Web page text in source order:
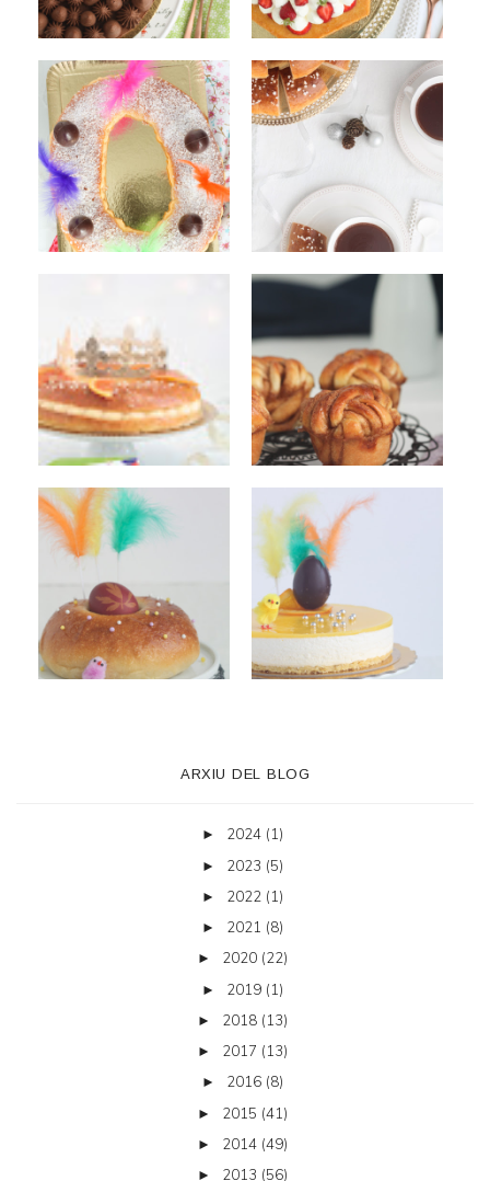
ARXIU DEL BLOG
► 2024 (1)
► 2023 (5)
► 2022 (1)
► 2021 (8)
► 2020 (22)
► 2019 (1)
► 2018 (13)
► 2017 (13)
► 2016 (8)
► 2015 (41)
► 2014 (49)
► 2013 (56)